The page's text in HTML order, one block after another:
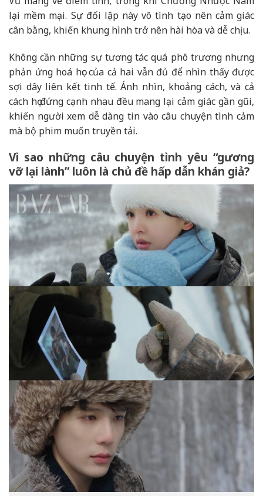
lại mềm mại. Sự đối lập này vô tình tạo nên cảm giác
cân bằng, khiến khung hình trở nên hài hòa và dễ chịu.
Không cần những sự tương tác quá phô trương nhưng
phản ứng hoá học của cả hai vẫn đủ để nhìn thấy được
sợi dây liên kết tinh tế. Ánh nhìn, khoảng cách, và cả
cách họ đứng cạnh nhau đều mang lại cảm giác gần gũi,
khiến người xem dễ dàng tin vào câu chuyện tình cảm
mà bộ phim muốn truyền tải.
Vì sao những câu chuyện tình yêu “gương
vỡ lại lành” luôn là chủ đề hấp dẫn khán giả?